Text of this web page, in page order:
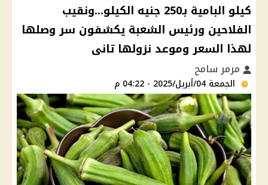
كيلو البامية بـ250 جنيه الكيلو...ونقيب
الفلاحين ورئيس الشعبة يكشفون سر وصلها
لهذا السعر وموعد نزولها تانى
مرمر سامح
الجمعة 04/أبريل/2025 - 04:22 م